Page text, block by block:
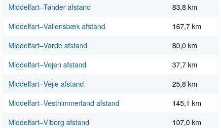
Middelfart–Tønder afstand
83,8 km
Middelfart–Vallensbæk afstand
167,7 km
Middelfart–Varde afstand
80,0 km
Middelfart–Vejen afstand
37,7 km
Middelfart–Vejle afstand
25,8 km
Middelfart–Vesthimmerland afstand
145,1 km
Middelfart–Viborg afstand
107,0 km